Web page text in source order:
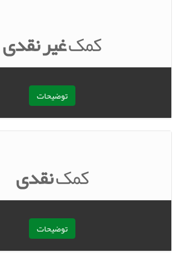
کمکغیر نقدی
توضیحات
کمکنقدی
توضیحات